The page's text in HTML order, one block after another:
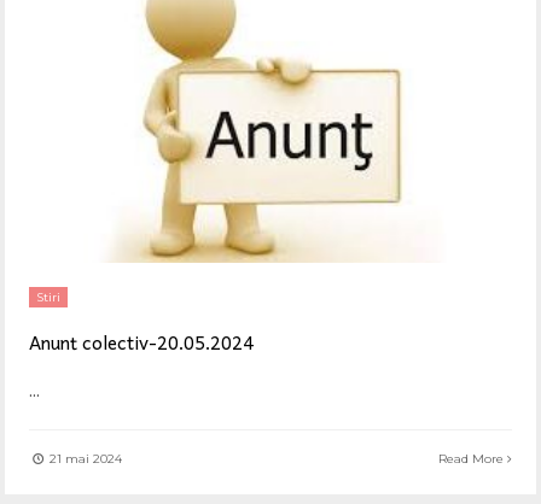
Stiri
Anunț colectiv-20.05.2024
...
21 mai 2024 Read More